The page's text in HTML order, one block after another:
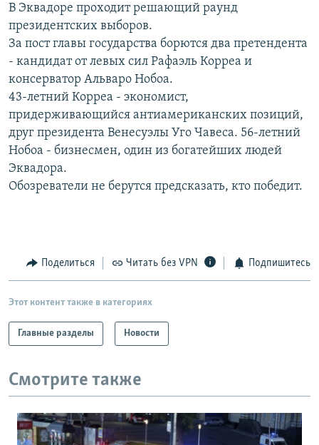
навигации
Вернутся
поиску
IDEL.РЕАЛИИ
КАВКАЗ.РЕАЛИИ
СЕВЕР.РЕАЛИИ
СИБИРЬ.РЕАЛИИ
РАСПИСАНИЕ ВЕЩАНИЯ
ПОДПИШИТЕСЬ НА РАССЫЛКУ
СОЦИАЛЬНЫЕ СЕТИ
Все сайты РСЕ/РС
В Эквадоре проходит решающий раунд
президентских выборов.
За пост главы государства борются два претендента
- кандидат от левых сил Рафаэль Корреа и
консерватор Альваро Нобоа.
43-летний Корреа - экономист,
придерживающийся антиамериканских позиций,
друг президента Венесуэлы Уго Чавеса. 56-летний
Нобоа - бизнесмен, один из богатейших людей
Эквадора.
Обозреватели не берутся предсказать, кто победит.
Поделиться Читать без VPN Подпишитесь
Этот контент также в категориях
Главные разделы Новости
Смотрите также